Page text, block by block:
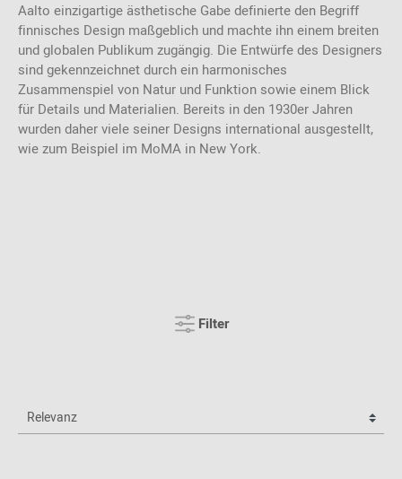
Aalto einzigartige ästhetische Gabe definierte den Begriff
finnisches Design maßgeblich und machte ihn einem breiten
und globalen Publikum zugängig. Die Entwürfe des Designers
sind gekennzeichnet durch ein harmonisches
Zusammenspiel von Natur und Funktion sowie einem Blick
für Details und Materialien. Bereits in den 1930er Jahren
wurden daher viele seiner Designs international ausgestellt,
wie zum Beispiel im MoMA in New York.
Filter